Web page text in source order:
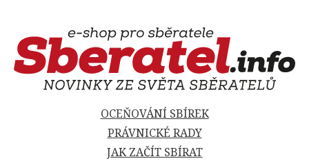
OCEŇOVÁNÍ SBÍREK
PRÁVNICKÉ RADY
JAK ZAČÍT SBÍRAT